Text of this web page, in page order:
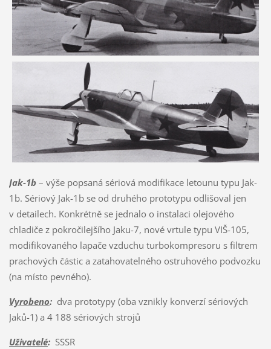
Jak-1b– výše popsaná sériová modifikace letounu typu Jak-
1b. Sériový Jak-1b se od druhého prototypu odlišoval jen
v detailech. Konkrétně se jednalo o instalaci olejového
chladiče z pokročilejšího Jaku-7, nové vrtule typu VIŠ-105,
modifikovaného lapače vzduchu turbokompresoru s filtrem
prachových částic a zatahovatelného ostruhového podvozku
(na místo pevného).
Vyrobeno:dva prototypy (oba vznikly konverzí sériových
Jaků-1) a 4 188 sériových strojů
Uživatelé:SSSR